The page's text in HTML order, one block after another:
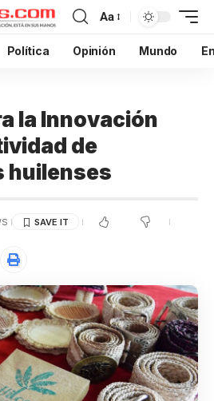
Aa
Política Opinión Mundo
la Innovación
de
huilenses